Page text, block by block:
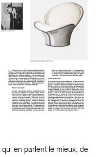
en parlent le mieux, de